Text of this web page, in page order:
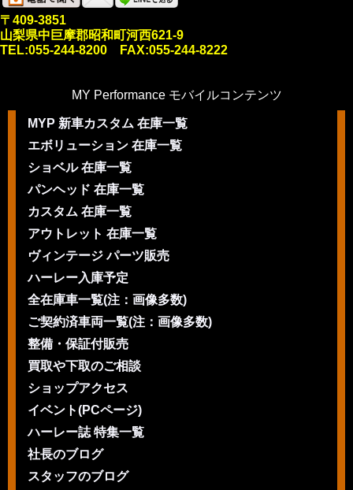
〒409-3851
山梨県中巨摩郡昭和町河西621-9
TEL:055-244-8200 FAX:055-244-8222
MY Performance モバイルコンテンツ
MYP 新車カスタム 在庫一覧
エボリューション 在庫一覧
ショベル 在庫一覧
パンヘッド 在庫一覧
カスタム 在庫一覧
アウトレット 在庫一覧
ヴィンテージ パーツ販売
ハーレー入庫予定
全在庫車一覧(注：画像多数)
ご契約済車両一覧(注：画像多数)
整備・保証付販売
買取や下取のご相談
ショップアクセス
イベント(PCページ)
ハーレー誌 特集一覧
社長のブログ
スタッフのブログ